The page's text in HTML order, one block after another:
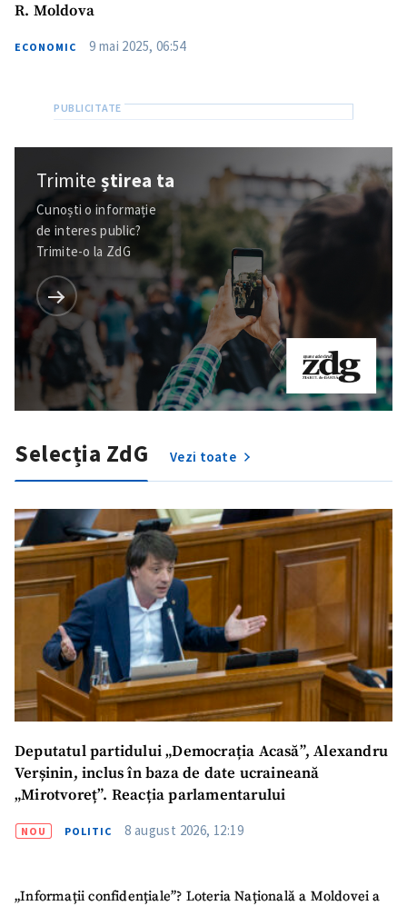
R. Moldova
ECONOMIC 9 mai 2025, 06:54
Trimiteștirea ta
Cunoști o informație
de interes public?
Trimite-o la ZdG
Selecția ZdG Vezi toate
Deputatul partidului „Democrația Acasă”, Alexandru
Verșinin, inclus în baza de date ucraineană
„Mirotvoreț”. Reacția parlamentarului
NOU POLITIC 8 august 2026, 12:19
„Informații confidențiale”? Loteria Națională a Moldovei a
Titlu știre
+ Adaugă titlu
Fotografie
+ Încarcă imagine